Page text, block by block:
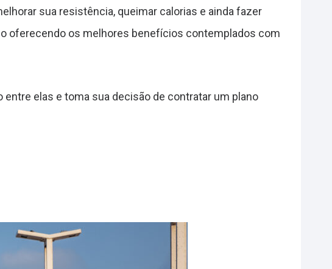
sua resistência, queimar calorias e ainda fazer
oferecendo os melhores benefícios contemplados com
elas e toma sua decisão de contratar um plano